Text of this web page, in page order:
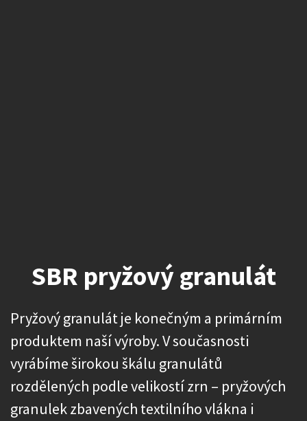
SBR pryžový granulát
Pryžový granulát je konečným a primárním
produktem naší výroby. V současnosti
vyrábíme širokou škálu granulátů
rozdělených podle velikostí zrn – pryžových
granulek zbavených textilního vlákna i